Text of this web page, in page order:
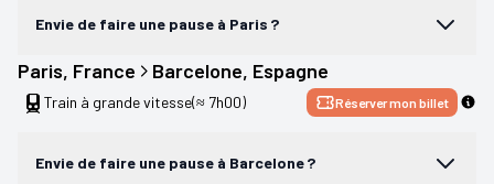
Envie de faire une pause à Paris ?
Paris, France Barcelone, Espagne
Train à grande vitesse(≈ 7h00) Réserver mon billet
Envie de faire une pause à Barcelone ?